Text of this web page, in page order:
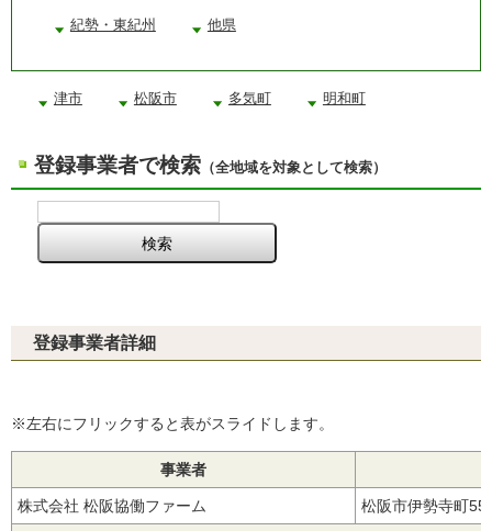
紀勢・東紀州 他県
津市 松阪市 多気町 明和町
登録事業者で検索 （全地域を対象として検索）
登録事業者詳細
※左右にフリックすると表がスライドします。
事業者
株式会社 松阪協働ファーム 松阪市伊勢寺町